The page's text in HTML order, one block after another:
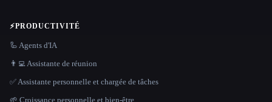
⚡PRODUCTIVITÉ
🦾 Agents d'IA
👨‍💻 Assistante de réunion
✅ Assistante personnelle et chargée de tâches
🌱 Croissance personnelle et bien-être